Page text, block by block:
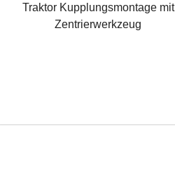
Traktor Kupplungsmontage mit
Zentrierwerkzeug